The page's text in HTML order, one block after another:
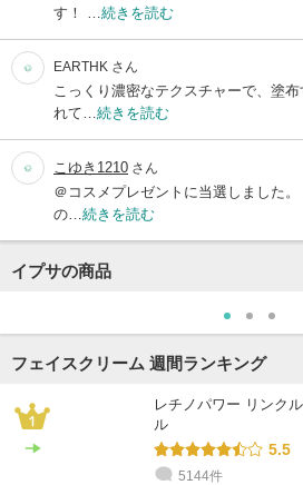
す！ … 続きを読む
EARTHK さん
こっくり濃密なテクスチャーで、塗
れて… 続きを読む
こゆき1210 さん
＠コスメプレゼントに当選しました
の… 続きを読む
イプサの商品
フェイスクリーム 週間ランキング
レチノパワー リンク
ル
5.5
5144件